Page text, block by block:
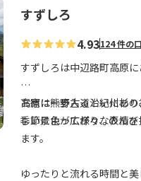
皆さまのお越しを心よりお
※名称変更のお知らせ
2020年4月17日 宿の名称
た。
すずしろ
4.93124 件の
すずしろは中辺路町高原
お宿に一歩入ると紀州杉
しい景色が広がり、のん
高原は熊野古道沿いにあ
季節によって様々な表情
ます。
ゆったりと流れる時間と